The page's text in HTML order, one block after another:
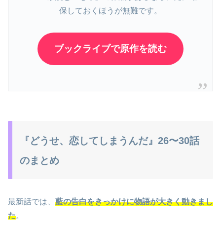
保しておくほうが無難です。
ブックライブで原作を読む
『どうせ、恋してしまうんだ』26〜30話
のまとめ
最新話では、 藍の告白をきっかけに物語が大きく動きまし
た。